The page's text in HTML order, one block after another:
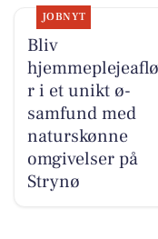
JOBNYT
Bliv
r i et unikt ø-
samfund med
naturskønne
omgivelser på
Strynø